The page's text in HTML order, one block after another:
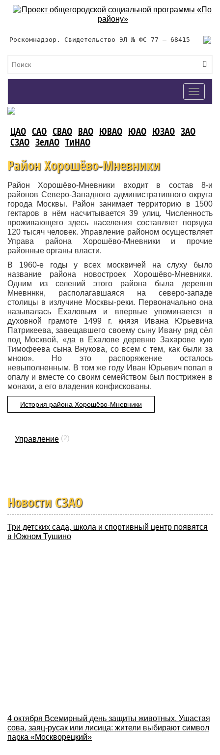
Роскомнадзор. Свидетельство ЭЛ № ФС 77 – 68415
Toggle
ЦАО САО СВАО ВАО ЮВАО ЮАО ЮЗАО ЗАО
СЗАО ЗелАО ТиНАО
Район Хорошёво-Мневники
Район Хорошёво-Мневники входит в состав 8-и
районов Северо-Западного административного округа
города Москвы. Район занимает территорию в 1500
гектаров в нём насчитывается 39 улиц. Численность
проживающего здесь населения составляет порядка
120 тысяч человек. Управление районом осуществляет
Управа района Хорошёво-Мневники и прочие
районные органы власти.
В 1960-е годы у всех москвичей на слуху было
название района новостроек Хорошёво-Мневники.
Одним из селений этого района была деревня
Мневннкн, располагавшаяся на северо-западе
столицы в излучине Москвы-реки. Первоначально она
называлась Ехаловым и впервые упоминается в
духовной грамоте 1499 г. князя Ивана Юрьевича
Патрикеева, завещавшего своему сыну Ивану ряд сёл
под Москвой, «да в Ехалове деревню Захарове кую
Тимофеева сына Внукова, со всем с тем, как были за
мною». Но это распоряжение осталось
невыполненным. В том же году Иван Юрьевич попал в
опалу и вместе со своим семейством был пострижен в
монахи, а его владения конфискованы.
История района Хорошёво-Мневники
Управление (2)
Новости СЗАО
Три детских сада, школа и спортивный центр появятся
в Южном Тушино
4 октября Всемирный день защиты животных. Ушастая
сова, заяц-русак или лисица: жители выбирают символ
парка «Москворецкий»